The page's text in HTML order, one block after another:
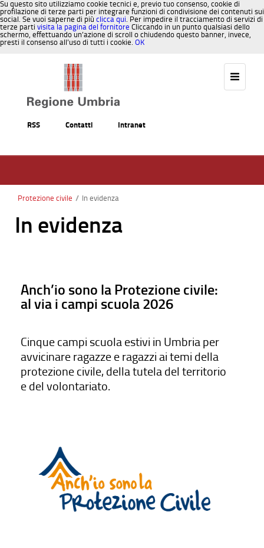
Su questo sito utilizziamo cookie tecnici e, previo tuo consenso, cookie di
profilazione di terze parti per integrare funzioni di condivisione dei contenuti sui
social. Se vuoi saperne di più clicca qui. Per impedire il tracciamento di servizi di
terze parti visita la pagina del fornitore Cliccando in un punto qualsiasi dello
schermo, effettuando un’azione di scroll o chiudendo questo banner, invece,
presti il consenso all’uso di tutti i cookie. OK
RSS Contatti Intranet
Protezione civile / In evidenza
In evidenza
Anch’io sono la Protezione civile:
al via i campi scuola 2026
Cinque campi scuola estivi in Umbria per
avvicinare ragazze e ragazzi ai temi della
protezione civile, della tutela del territorio
e del volontariato.